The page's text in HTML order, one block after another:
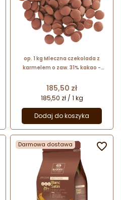
op. 1 kg Mleczna czekolada z
karmelem o zaw. 31% kakao -
czekolada w kaletkach
Cena
185,50 zł
185,50 zł / 1 kg
Dodaj do koszyka
Darmowa dostawa 